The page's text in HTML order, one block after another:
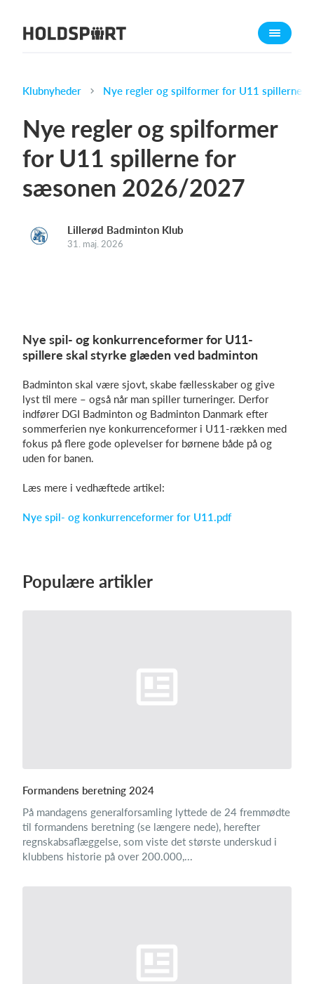
Om Holdsport
Presseomtale
Funktioner
Kalender
Hjemmeside
Webshop
Klubnyheder Nye regler og spilformer for U11 spillerne
Nye regler og spilformer
for U11 spillerne for
sæsonen 2026/2027
Lillerød Badminton Klub
31. maj. 2026
Nye spil- og konkurrenceformer for U11-
spillere skal styrke glæden ved badminton
Badminton skal være sjovt, skabe fællesskaber og give
lyst til mere – også når man spiller turneringer. Derfor
indfører DGI Badminton og Badminton Danmark efter
sommerferien nye konkurrenceformer i U11-rækken med
fokus på flere gode oplevelser for børnene både på og
uden for banen.
Læs mere i vedhæftede artikel:
Nye spil- og konkurrenceformer for U11.pdf
Populære artikler
Formandens beretning 2024
På mandagens generalforsamling lyttede de 24 fremmødte
til formandens beretning (se længere nede), herefter
regnskabsaflæggelse, som viste det største underskud i
klubbens historie på over 200.000,...